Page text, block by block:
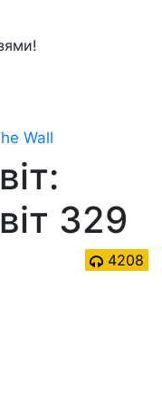
Wall
329
4208